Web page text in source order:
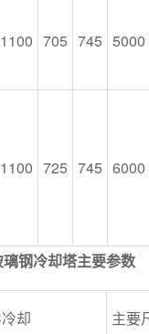
1100 705 745 5000
1100 725 745 6000
钢冷却塔主要参数
却
主要